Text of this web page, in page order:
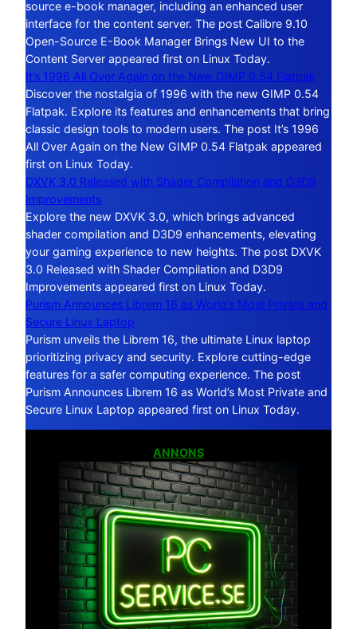
source e-book manager, including an enhanced user
interface for the content server. The post Calibre 9.10
Open-Source E-Book Manager Brings New UI to the
Content Server appeared first on Linux Today.
It’s 1996 All Over Again on the New GIMP 0.54 Flatpak
Discover the nostalgia of 1996 with the new GIMP 0.54
Flatpak. Explore its features and enhancements that bring
classic design tools to modern users. The post It’s 1996
All Over Again on the New GIMP 0.54 Flatpak appeared
first on Linux Today.
DXVK 3.0 Released with Shader Compilation and D3D9
Improvements
Explore the new DXVK 3.0, which brings advanced
shader compilation and D3D9 enhancements, elevating
your gaming experience to new heights. The post DXVK
3.0 Released with Shader Compilation and D3D9
Improvements appeared first on Linux Today.
Purism Announces Librem 16 as World’s Most Private and
Secure Linux Laptop
Purism unveils the Librem 16, the ultimate Linux laptop
prioritizing privacy and security. Explore cutting-edge
features for a safer computing experience. The post
Purism Announces Librem 16 as World’s Most Private and
Secure Linux Laptop appeared first on Linux Today.
ANNONS